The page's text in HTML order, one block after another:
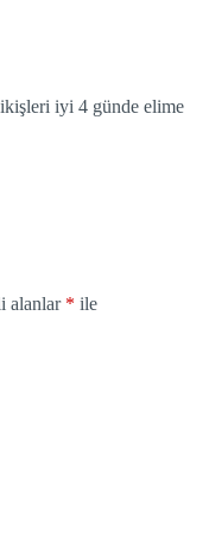
iyi 4 günde elime
alanlar * ile